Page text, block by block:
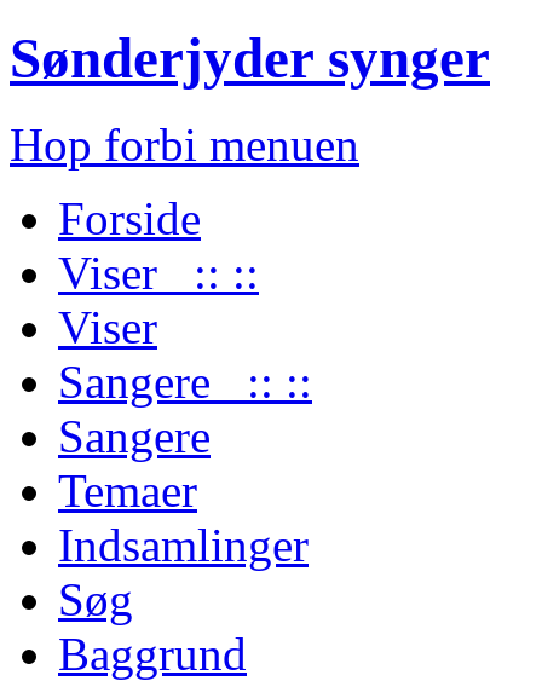
Sønderjyder synger
Hop forbi menuen
Forside
Viser :: ::
Viser
Sangere :: ::
Sangere
Temaer
Indsamlinger
Søg
Baggrund